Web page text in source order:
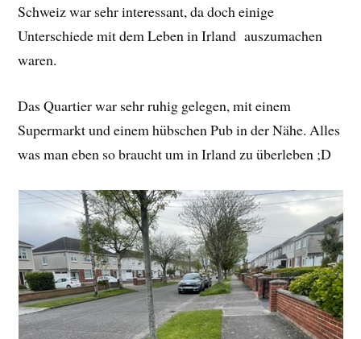
Schweiz war sehr interessant, da doch einige
Unterschiede mit dem Leben in Irland auszumachen
waren.
Das Quartier war sehr ruhig gelegen, mit einem
Supermarkt und einem hübschen Pub in der Nähe. Alles
was man eben so braucht um in Irland zu überleben ;D